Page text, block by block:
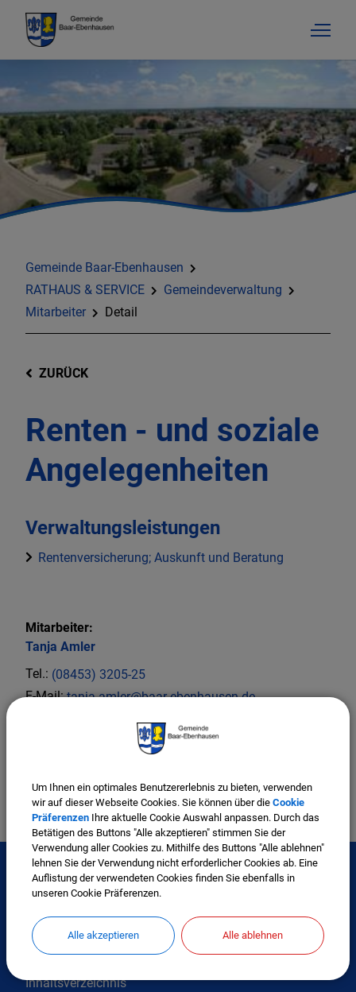
Gemeinde Baar-Ebenhausen
RATHAUS & SERVICE
Gemeindeverwaltung
Mitarbeiter
Detail
ZURÜCK
Renten - und soziale
Angelegenheiten
Verwaltungsleistungen
Rentenversicherung; Auskunft und Beratung
Mitarbeiter:
Tanja Amler
Tel.: (08453) 3205-25
E-Mail:tanja.amler@baar-ebenhausen.de
Kontakt
Inhaltsverzeichnis
Um Ihnen ein optimales Benutzererlebnis zu bieten, verwenden
wir auf dieser Webseite Cookies. Sie können über die Cookie
Präferenzen Ihre aktuelle Cookie Auswahl anpassen. Durch das
Betätigen des Buttons "Alle akzeptieren" stimmen Sie der
Verwendung aller Cookies zu. Mithilfe des Buttons "Alle ablehnen"
lehnen Sie der Verwendung nicht erforderlicher Cookies ab. Eine
Auflistung der verwendeten Cookies finden Sie ebenfalls in
unseren Cookie Präferenzen.
Alle akzeptieren Alle ablehnen